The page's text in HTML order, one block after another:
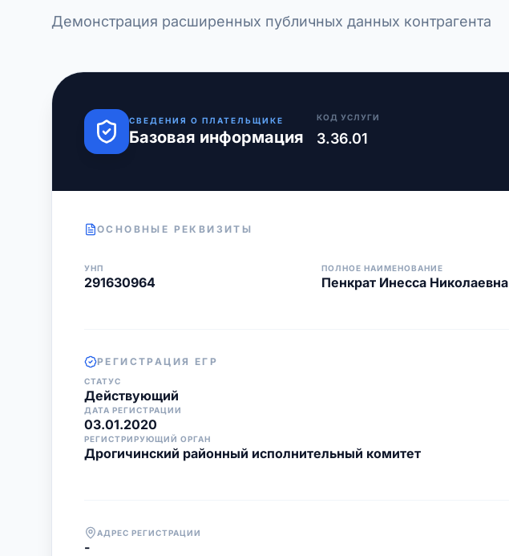
Демонстрация расширенных публичных данных контрагента
СВЕДЕНИЯ О ПЛАТЕЛЬЩИКЕ
Базовая информация
КОД УСЛУГИ
3.36.01
ОСНОВНЫЕ РЕКВИЗИТЫ
УНП
291630964
ПОЛНОЕ НАИМЕНОВАНИЕ
Пенкрат Инесса Николаевна
РЕГИСТРАЦИЯ ЕГР
СТАТУС
Действующий
ДАТА РЕГИСТРАЦИИ
03.01.2020
РЕГИСТРИРУЮЩИЙ ОРГАН
Дрогичинский районный исполнительный комитет
АДРЕС РЕГИСТРАЦИИ
-